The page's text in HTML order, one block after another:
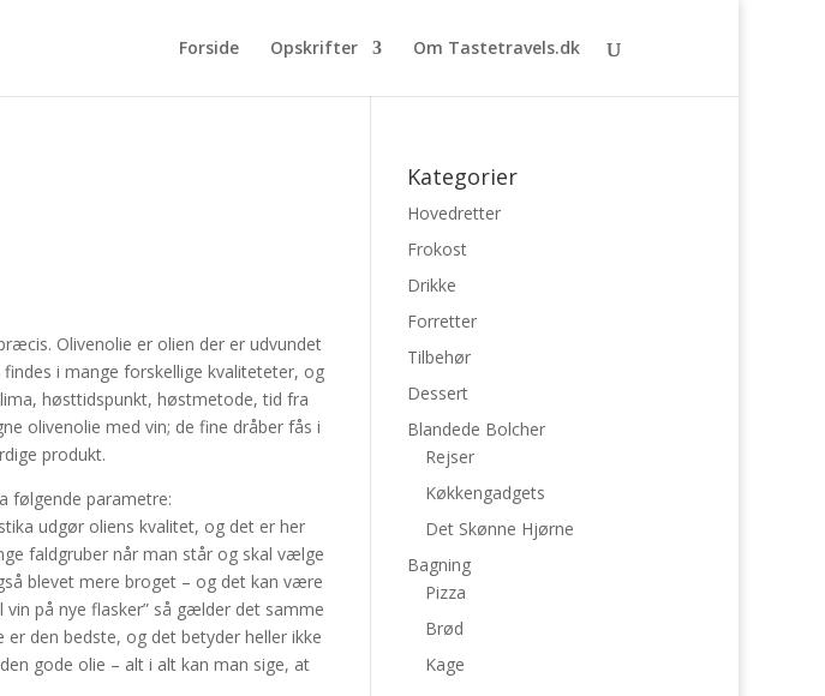
Forside Opskrifter Om Tastetravels.dk
Olivenolie er olien der er udvundet
i mange forskellige kvaliteteter, og
høsttidspunkt, høstmetode, tid fra
olivenolie med vin; de fine dråber fås i
produkt.
følgende parametre:
udgør oliens kvalitet, og det er her
faldgruber når man står og skal vælge
blevet mere broget – og det kan være
på nye flasker” så gælder det samme
den bedste, og det betyder heller ikke
gode olie – alt i alt kan man sige, at
Kategorier
Hovedretter
Frokost
Drikke
Forretter
Tilbehør
Dessert
Blandede Bolcher
Rejser
Køkkengadgets
Det Skønne Hjørne
Bagning
Pizza
Brød
Kage